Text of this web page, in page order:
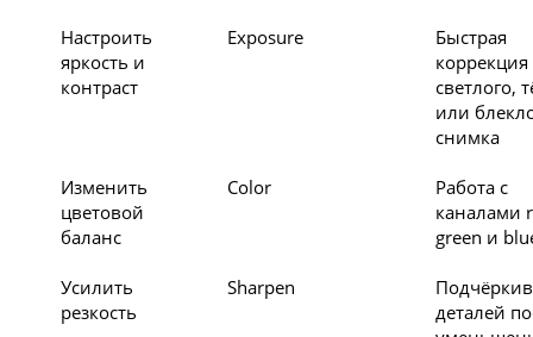
Настроить
яркость и
контраст
Exposure
Быстрая
коррекция
светлого,
или
снимка
Изменить
цветовой
баланс
Color
Работа с
каналами
green и
Усилить
резкость
Sharpen
деталей